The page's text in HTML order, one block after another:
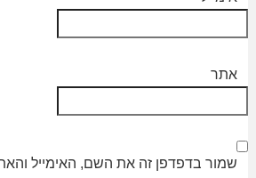
אתר
שמור בדפדפן זה את השם, האימייל